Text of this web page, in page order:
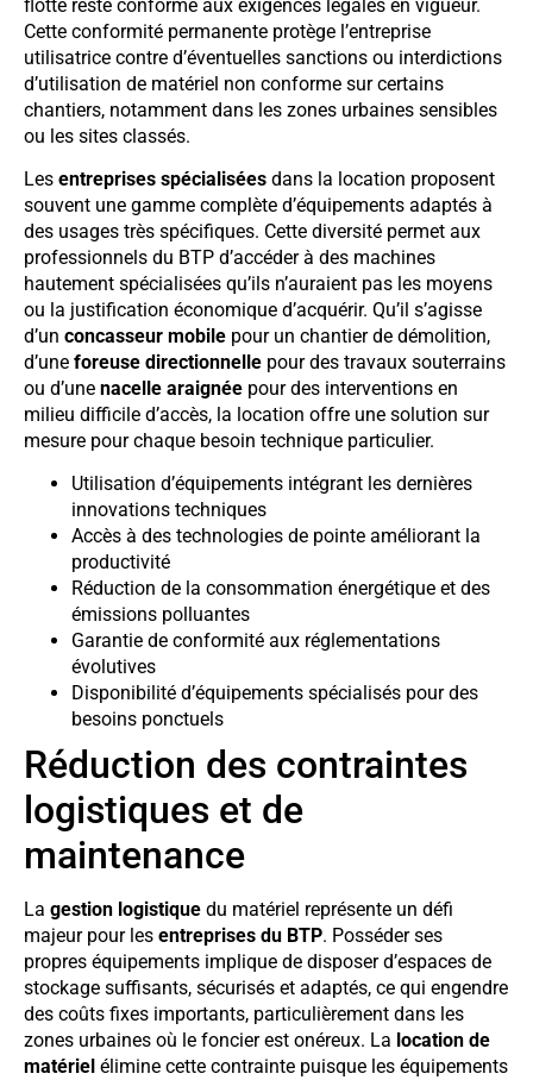
flotte reste conforme aux exigences légales en vigueur.
Cette conformité permanente protège l’entreprise
utilisatrice contre d’éventuelles sanctions ou interdictions
d’utilisation de matériel non conforme sur certains
chantiers, notamment dans les zones urbaines sensibles
ou les sites classés.
Les entreprises spécialisées dans la location proposent
souvent une gamme complète d’équipements adaptés à
des usages très spécifiques. Cette diversité permet aux
professionnels du BTP d’accéder à des machines
hautement spécialisées qu’ils n’auraient pas les moyens
ou la justification économique d’acquérir. Qu’il s’agisse
d’un concasseur mobile pour un chantier de démolition,
d’une foreuse directionnelle pour des travaux souterrains
ou d’une nacelle araignée pour des interventions en
milieu difficile d’accès, la location offre une solution sur
mesure pour chaque besoin technique particulier.
Utilisation d’équipements intégrant les dernières
innovations techniques
Accès à des technologies de pointe améliorant la
productivité
Réduction de la consommation énergétique et des
émissions polluantes
Garantie de conformité aux réglementations
évolutives
Disponibilité d’équipements spécialisés pour des
besoins ponctuels
Réduction des contraintes
logistiques et de
maintenance
La gestion logistique du matériel représente un défi
majeur pour les entreprises du BTP. Posséder ses
propres équipements implique de disposer d’espaces de
stockage suffisants, sécurisés et adaptés, ce qui engendre
des coûts fixes importants, particulièrement dans les
zones urbaines où le foncier est onéreux. La location de
matériel élimine cette contrainte puisque les équipements